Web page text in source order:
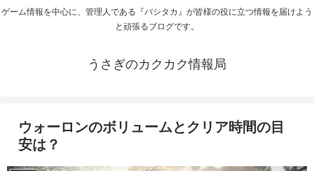
ゲーム情報を中心に、管理人である『バシタカ』が皆様の役に立つ情報を届けよう
と頑張るブログです。
うさぎのカクカク情報局
ウォーロンのボリュームとクリア時間の目
安は？